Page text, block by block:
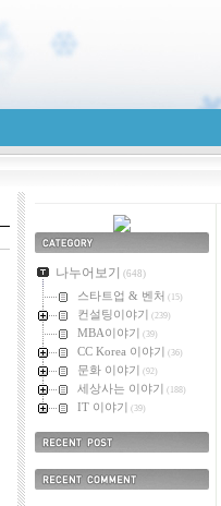
카테고리
나누어보기 (648)
스타트업 & 벤처 (15)
컨설팅이야기 (239)
MBA이야기 (39)
CC Korea 이야기 (36)
문화 이야기 (92)
세상사는 이야기 (188)
IT 이야기 (39)